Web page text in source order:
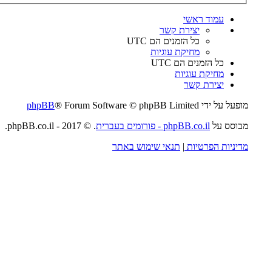
עמוד ראשי
יצירת קשר
כל הזמנים הם UTC
מחיקת עוגיות
כל הזמנים הם UTC
מחיקת עוגיות
יצירת קשר
מופעל על ידי
phpBB® Forum Software © phpBB Limited
מבוסס על phpBB.co.il - פורומים בעברית
. © 2017 - phpBB.co.il.
מדיניות הפרטיות | תנאי שימוש באתר